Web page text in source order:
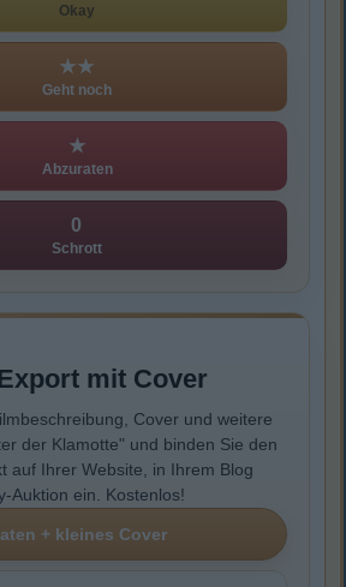
Okay
★★
Geht noch
★
Abzuraten
0
Schrott
mit Cover
Cover und weitere
der Klamotte" und binden Sie den
auf Ihrer Website, in Ihrem Blog
Auktion ein. Kostenlos!